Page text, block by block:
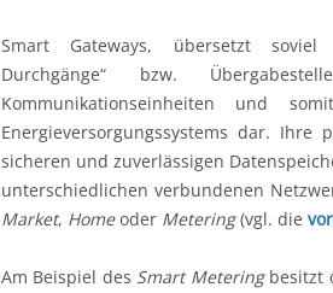
Regenerative
Smart Gateways, übersetzt soviel
Durchgänge“ bzw.
Kommunikationseinheiten und
Energieversorgungssystems dar.
sicheren und zuverlässigen
unterschiedlichen verbundenen
Market, Homeoder Metering(vgl. die
Am Beispiel des Smart Meteringbesitzt